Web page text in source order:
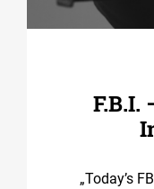
F.B.I.
„Today’s